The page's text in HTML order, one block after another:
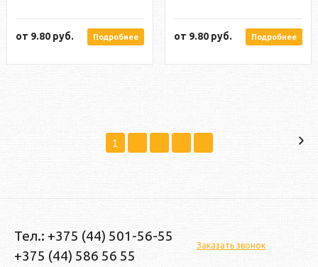
от 9.80 руб. Подробнее от 9.80 руб. Подробнее
1
Тел.: +375 (44) 501-56-55
+375 (44) 586 56 55
Заказать звонок